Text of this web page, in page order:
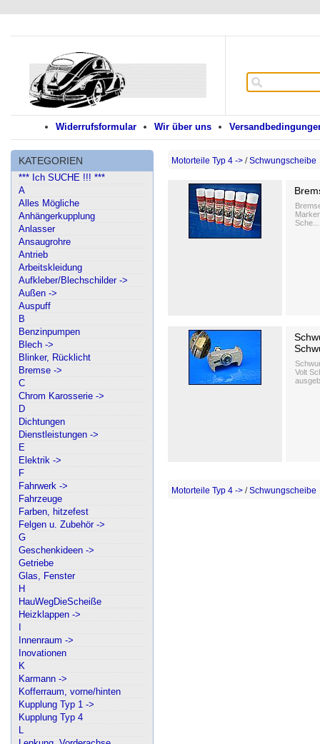
Wir über uns
Widerrufsformular
KATEGORIEN
*** Ich SUCHE !!! ***
A
Alles Mögliche
Anhängerkupplung
Anlasser
Ansaugrohre
Antrieb
Arbeitskleidung
Aufkleber/Blechschilder ->
Außen ->
Auspuff
B
Benzinpumpen
Blech ->
Blinker, Rücklicht
Bremse ->
C
Chrom Karosserie ->
D
Dichtungen
Dienstleistungen ->
E
Elektrik ->
F
Fahrwerk ->
Fahrzeuge
Farben, hitzefest
Felgen u. Zubehör ->
G
Geschenkideen ->
Getriebe
Glas, Fenster
H
HauWegDieScheiße
Heizklappen ->
Innenraum ->
Inovationen
K
Karmann ->
Kofferraum, vorne/hinten
Kupplung Typ 1 ->
Kupplung Typ 4
L
Motorteile Typ 4 -> /Schwungscheibe
Volt
Motorteile Typ 4 -> /Schwungscheibe